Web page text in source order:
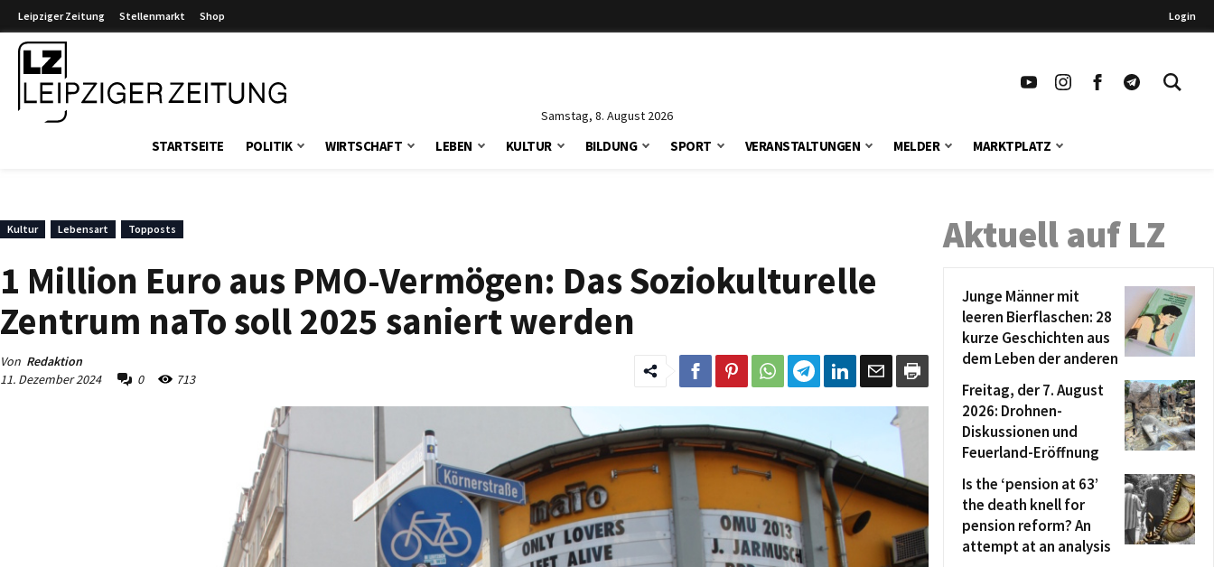
Leipziger Zeitung Stellenmarkt Shop Login
Samstag, 8. August 2026
STARTSEITE POLITIK WIRTSCHAFT LEBEN KULTUR BILDUNG SPORT VERANSTALTUNGEN MELDER MARKTPLATZ
Kultur Lebensart Topposts
1 Million Euro aus PMO-Vermögen: Das Soziokulturelle
Zentrum naTo soll 2025 saniert werden
Von Redaktion
11. Dezember 2024
0 713
Aktuell auf LZ
Junge Männer mit
leeren Bierflaschen: 28
kurze Geschichten aus
dem Leben der anderen
Freitag, der 7. August
2026: Drohnen-
Diskussionen und
Feuerland-Eröffnung
Is the ‘pension at 63’
the death knell for
pension reform? An
attempt at an analysis